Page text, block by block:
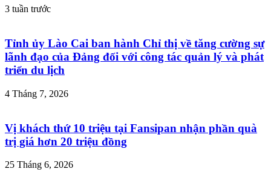
3 tuần trước
Tỉnh ủy Lào Cai ban hành Chỉ thị về tăng cường sự
lãnh đạo của Đảng đối với công tác quản lý và phát
triển du lịch
4 Tháng 7, 2026
Vị khách thứ 10 triệu tại Fansipan nhận phần quà
trị giá hơn 20 triệu đồng
25 Tháng 6, 2026